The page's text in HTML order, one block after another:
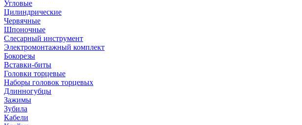
Угловые
Цилиндрические
Червячные
Шпоночные
Слесарный инструмент
Электромонтажный комплект
Бокорезы
Вставки-биты
Головки торцевые
Наборы головок торцевых
Длинногубцы
Зажимы
Зубила
Кабели